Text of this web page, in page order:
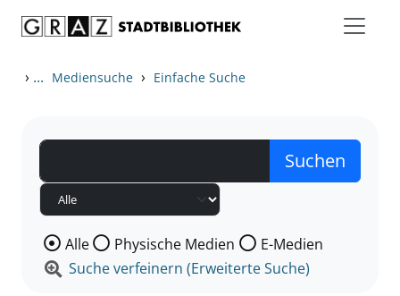
› ... Mediensuche › Einfache Suche
Wählen Sie die Medienart nach der Sie suchen wollen.
Alle Physische Medien
E-Medien
Suche verfeinern (Erweiterte Suche)